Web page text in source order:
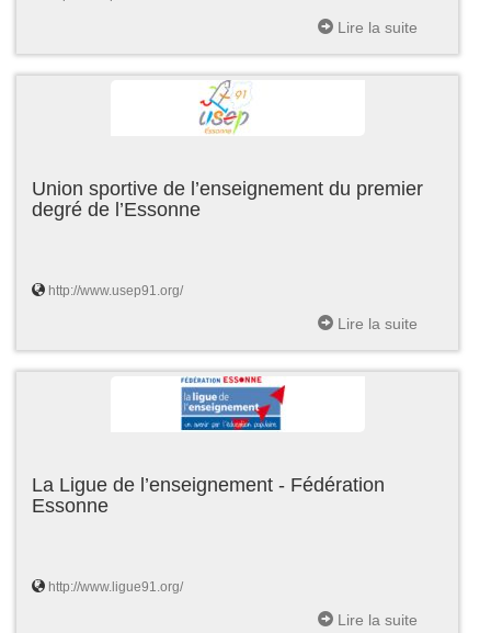
Lire la suite
Union sportive de l’enseignement du premier
degré de l’Essonne
http://www.usep91.org/
Lire la suite
La Ligue de l’enseignement - Fédération
Essonne
http://www.ligue91.org/
Lire la suite